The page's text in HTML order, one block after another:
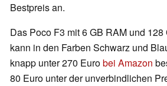
Bestpreis an.
Das Poco F3 mit 6 GB RAM und
kann in den Farben Schwarz und
knapp unter 270 Eurobei Amazon
80 Euro unter der unverbindlichen